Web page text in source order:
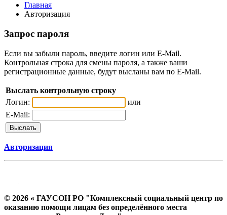
Главная
Авторизация
Запрос пароля
Если вы забыли пароль, введите логин или E-Mail.
Контрольная строка для смены пароля, а также ваши
регистрационные данные, будут высланы вам по E-Mail.
Выслать контрольную строку
Логин:
или
E-Mail:
Авторизация
© 2026 « ГАУСОН РО "Комплексный социальный центр по
оказанию помощи лицам без определённого места